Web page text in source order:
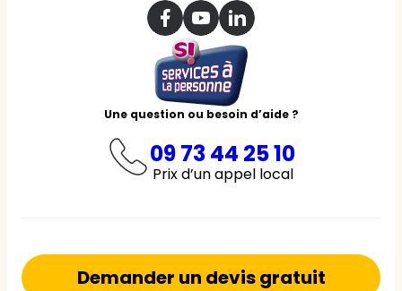
Une question ou besoin d’aide ?
09 73 44 25 10
Prix d’un appel local
Demander un devis gratuit